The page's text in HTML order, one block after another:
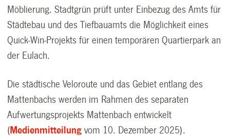
Möblierung. Stadtgrün prüft unter Einbezug des Amts für
Städtebau und des Tiefbauamts die Möglichkeit eines
Quick-Win-Projekts für einen temporären Quartierpark an
der Eulach.
Die städtische Veloroute und das Gebiet entlang des
Mattenbachs werden im Rahmen des separaten
Aufwertungsprojekts Mattenbach entwickelt
(Medienmitteilung vom 10. Dezember 2025).